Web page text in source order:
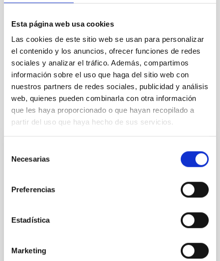
Esta página web usa cookies
Las cookies de este sitio web se usan para personalizar
el contenido y los anuncios, ofrecer funciones de redes
sociales y analizar el tráfico. Además, compartimos
información sobre el uso que haga del sitio web con
nuestros partners de redes sociales, publicidad y análisis
web, quienes pueden combinarla con otra información
que les haya proporcionado o que hayan recopilado a
partir del uso que haya hecho de sus servicios.
Necesarias
Preferencias
Estadística
Marketing
Formación y Evolución de Galaxias (FYEG)
Técnicas
Te puede interesar
The impact of star formation histories on
galaxies
Aims. We aim to investigate the connection between
star formation histories (SFHs) and the inner dark
temporal distribution of star formation influence the